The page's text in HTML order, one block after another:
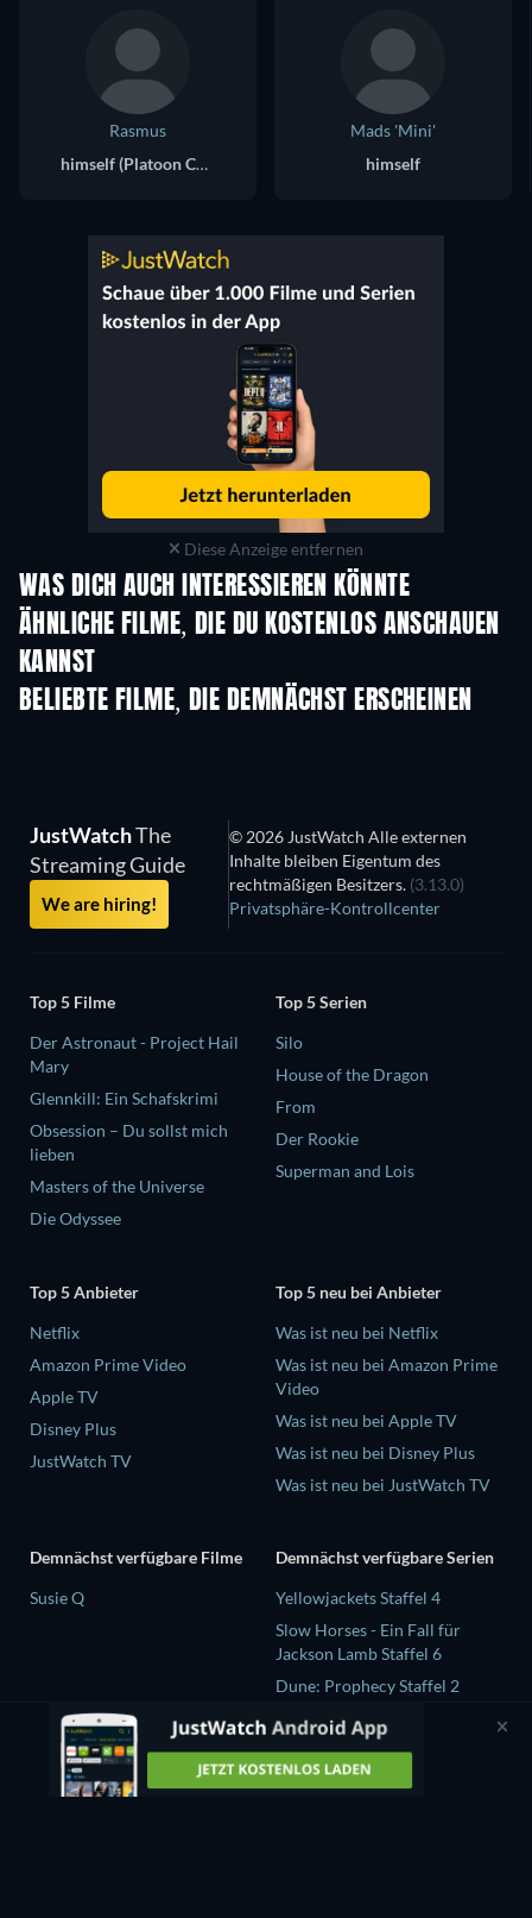
Rasmus
himself (Platoon Commander)
Mads 'Mini'
himself
Diese Anzeige entfernen
WAS DICH AUCH INTERESSIEREN KÖNNTE
ÄHNLICHE FILME, DIE DU KOSTENLOS ANSCHAUEN
KANNST
BELIEBTE FILME, DIE DEMNÄCHST ERSCHEINEN
JustWatchThe
Streaming Guide
We are hiring!
© 2026 JustWatch Alle externen
Inhalte bleiben Eigentum des
rechtmäßigen Besitzers. (3.13.0)
Privatsphäre-Kontrollcenter
Top 5 Filme
Der Astronaut - Project Hail
Mary
Glennkill: Ein Schafskrimi
Obsession – Du sollst mich
lieben
Masters of the Universe
Die Odyssee
Top 5 Serien
Silo
House of the Dragon
From
Der Rookie
Superman and Lois
Top 5 Anbieter
Netflix
Amazon Prime Video
Apple TV
Disney Plus
JustWatch TV
Top 5 neu bei Anbieter
Was ist neu bei Netflix
Was ist neu bei Amazon Prime
Video
Was ist neu bei Apple TV
Was ist neu bei Disney Plus
Was ist neu bei JustWatch TV
Demnächst verfügbare Filme
Susie Q
Demnächst verfügbare Serien
Yellowjackets Staffel 4
Slow Horses - Ein Fall für
Jackson Lamb Staffel 6
Dune: Prophecy Staffel 2
The Gentlemen Staffel 2
Love Is Blind: UK Staffel 3